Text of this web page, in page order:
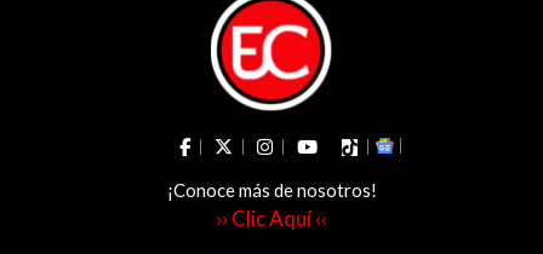
¡Conoce más de nosotros!
›› Clic Aquí ‹‹